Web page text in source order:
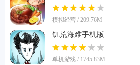
模拟经营 / 209.76M
饥荒海难手机版
单机游戏 / 1745.83M